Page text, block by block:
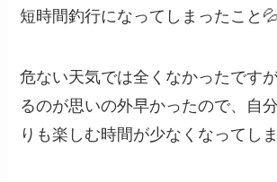
短時間釣行になってしまったこと💦
危ない天気では全くなかったです
るのが思いの外早かったので、自
りも楽しむ時間が少なくなってし